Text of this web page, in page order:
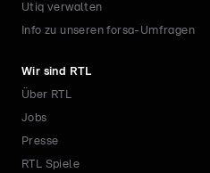
Utiq verwalten
Info zu unseren forsa-Umfragen
Wir sind RTL
Über RTL
Jobs
Presse
RTL Spiele